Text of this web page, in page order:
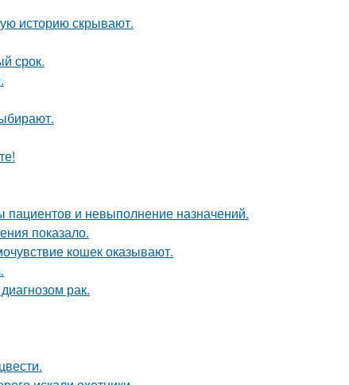
историю скрывают.
срок.
и невыполнение назначений.
показало.
кошек оказывают.
рак.